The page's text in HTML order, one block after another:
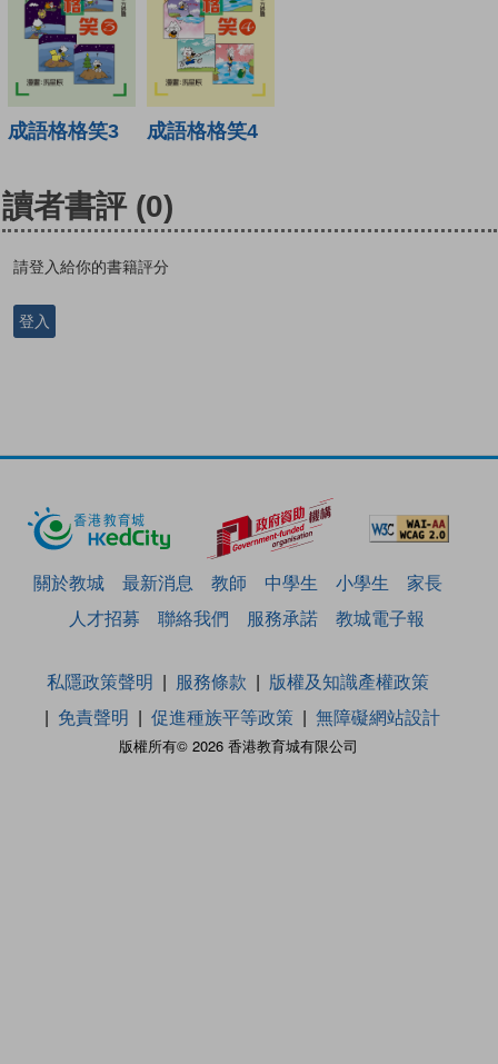
成語格格笑3 成語格格笑4
讀者書評 (0)
請登入給你的書籍評分
登入
關於教城 最新消息 教師 中學生 小學生
家長
人才招募
聯絡我們 服務承諾 教城電子報
版權所有© 2026 香港教育城有限公司
私隱政策聲明 服務條款
版權及知識產權政策
免責聲明
促進種族平等政策 無障礙網站設計